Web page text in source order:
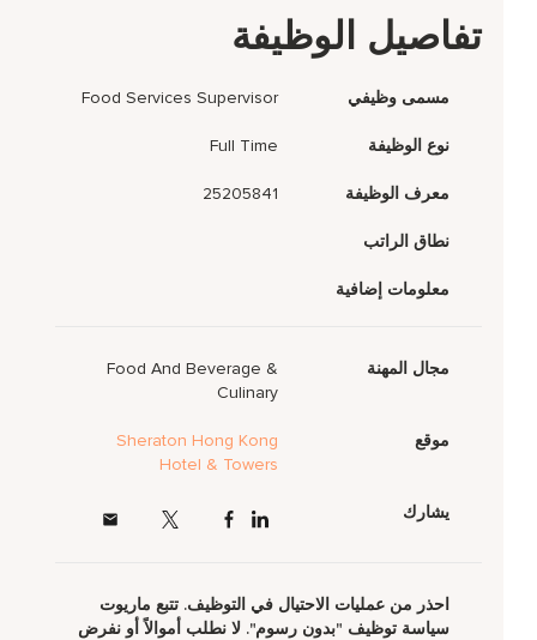
تفاصيل الوظيفة
مسمى وظيفي Food Services Supervisor
نوع الوظيفة Full Time
معرف الوظيفة 25205841
نطاق الراتب
معلومات إضافية
مجال المهنة
Food And Beverage &
Culinary
Sheraton Hong Kong
Hotel & Towers
يشارك
احذر من عمليات الاحتيال في التوظيف. تتبع ماريوت
سياسة توظيف "بدون رسوم". لا نطلب أموالاً أو نفرض